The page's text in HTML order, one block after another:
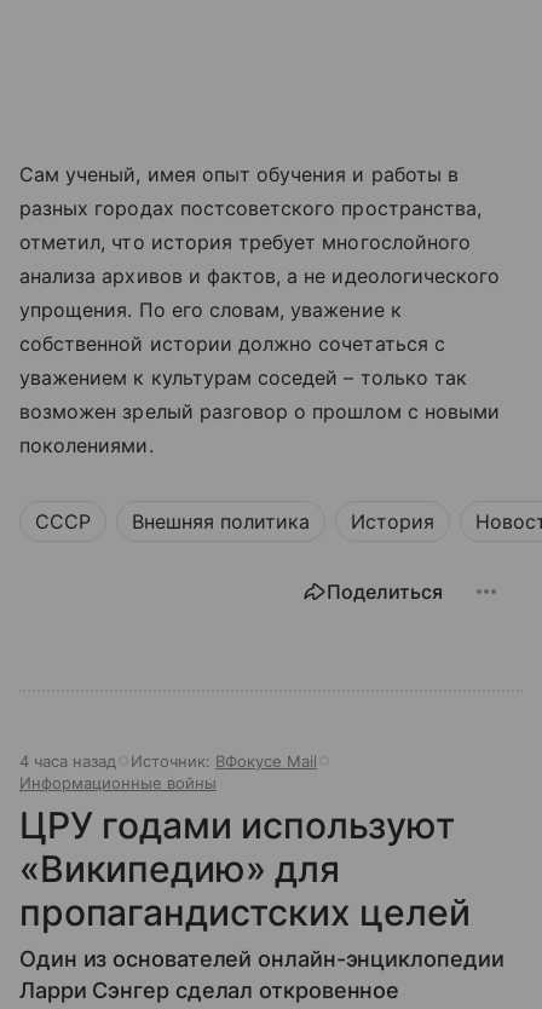
Сам ученый, имея опыт обучения и работы в
разных городах постсоветского пространства,
отметил, что история требует многослойного
анализа архивов и фактов, а не идеологического
упрощения. По его словам, уважение к
собственной истории должно сочетаться с
уважением к культурам соседей – только так
возможен зрелый разговор о прошлом с новыми
поколениями.
СССР Внешняя политика История
Поделиться
4 часа назад Источник: ВФокусе Mail
Информационные войны
ЦРУ годами используют
«Википедию» для
пропагандистских целей
Один из основателей онлайн-энциклопедии
Ларри Сэнгер сделал откровенное